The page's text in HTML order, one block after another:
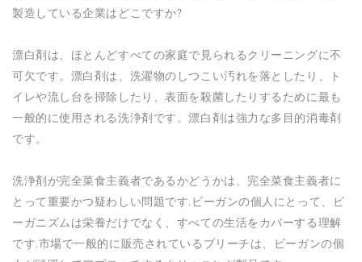
製造している企業はどこですか?
漂白剤は、ほとんどすべての家庭で見られるクリーニングに不
可欠です。漂白剤は、洗濯物のしつこい汚れを落としたり、ト
イレや流し台を掃除したり、表面を殺菌したりするために最も
一般的に使用される洗浄剤です。漂白剤は強力な多目的消毒剤
です。
洗浄剤が完全菜食主義者であるかどうかは、完全菜食主義者に
とって重要かつ疑わしい問題です.ビーガンの個人にとって、ビ
ーガニズムは栄養だけでなく、すべての生活をカバーする理解
です.市場で一般的に販売されているブリーチは、ビーガンの個